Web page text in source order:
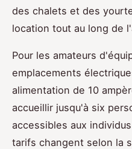
des chalets et des
location tout au long de
Pour les amateurs
emplacements
alimentation de 10
accueillir jusqu'à six
accessibles aux
tarifs changent selon la